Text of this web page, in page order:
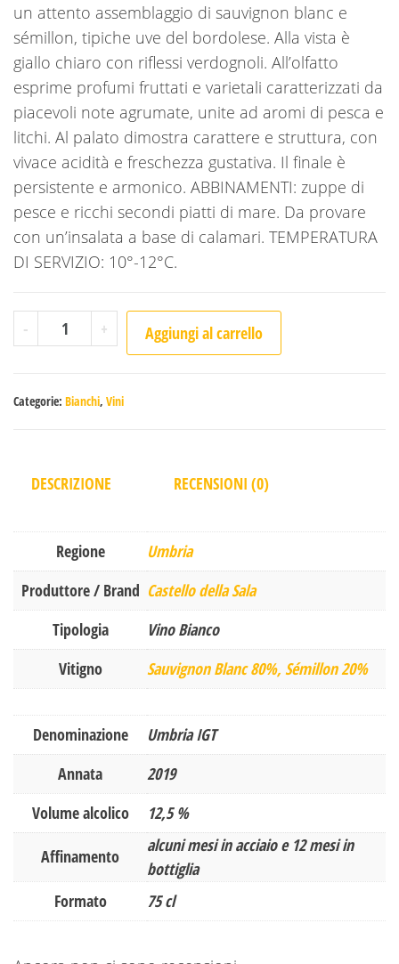
un attento assemblaggio di sauvignon blanc e
sémillon, tipiche uve del bordolese. Alla vista è
giallo chiaro con riflessi verdognoli. All’olfatto
esprime profumi fruttati e varietali caratterizzati da
piacevoli note agrumate, unite ad aromi di pesca e
litchi. Al palato dimostra carattere e struttura, con
vivace acidità e freschezza gustativa. Il finale è
persistente e armonico. ABBINAMENTI: zuppe di
pesce e ricchi secondi piatti di mare. Da provare
con un’insalata a base di calamari. TEMPERATURA
DI SERVIZIO: 10°-12°C.
- Conte della Vipera 2019 Castello della Sala quantità
+ Aggiungi al carrello
Categorie: Bianchi, Vini
DESCRIZIONE RECENSIONI (0)
Regione
Umbria
Produttore / Brand Castello della Sala
Tipologia
Vino Bianco
Vitigno
Sauvignon Blanc 80%, Sémillon 20%
Denominazione
Umbria IGT
Annata
2019
Volume alcolico
12,5 %
Affinamento
alcuni mesi in acciaio e 12 mesi in
bottiglia
Formato
75 cl